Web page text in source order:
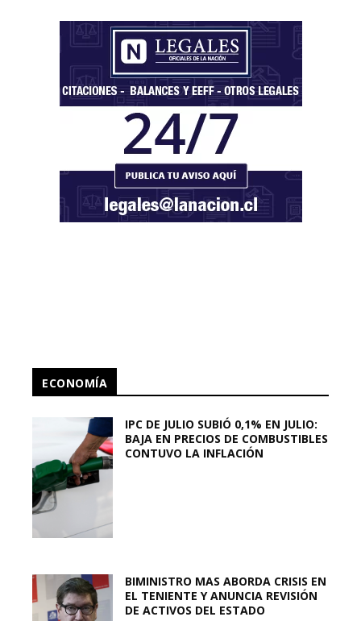
ECONOMÍA
IPC DE JULIO SUBIÓ 0,1% EN JULIO:
BAJA EN PRECIOS DE COMBUSTIBLES
CONTUVO LA INFLACIÓN
BIMINISTRO MAS ABORDA CRISIS EN
EL TENIENTE Y ANUNCIA REVISIÓN
DE ACTIVOS DEL ESTADO